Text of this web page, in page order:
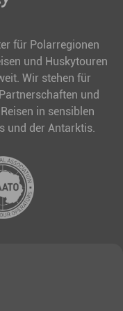
für Polarregionen
und Huskytouren
Wir stehen für
und
in sensiblen
und der Antarktis.